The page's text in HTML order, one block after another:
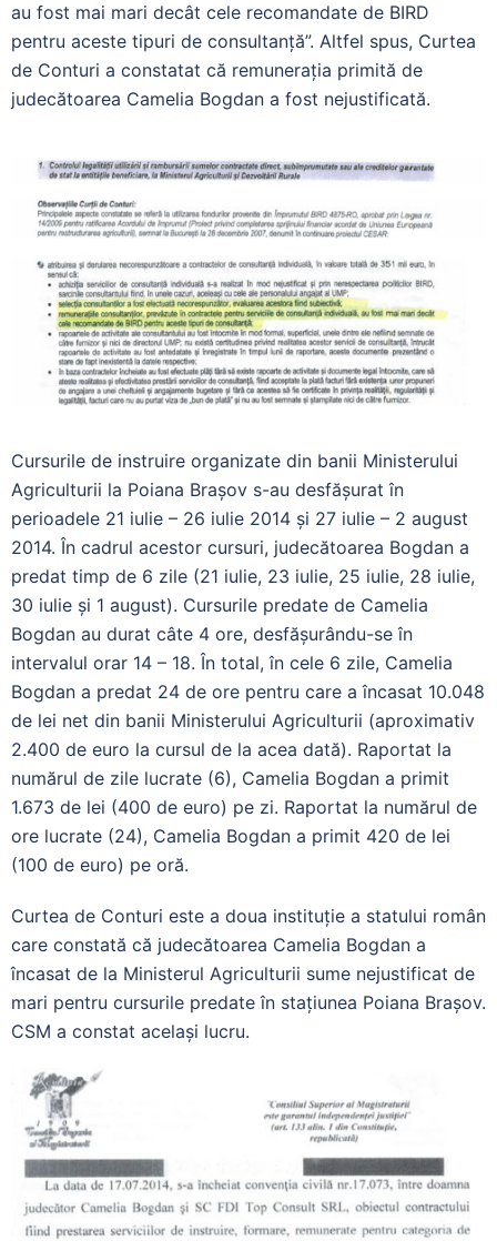
au fost mai mari decât cele recomandate de BIRD
pentru aceste tipuri de consultanță”. Altfel spus, Curtea
de Conturi a constatat că remunerația primită de
judecătoarea Camelia Bogdan a fost nejustificată.
Cursurile de instruire organizate din banii Ministerului
Agriculturii la Poiana Brașov s-au desfășurat în
perioadele 21 iulie – 26 iulie 2014 și 27 iulie – 2 august
2014. În cadrul acestor cursuri, judecătoarea Bogdan a
predat timp de 6 zile (21 iulie, 23 iulie, 25 iulie, 28 iulie,
30 iulie și 1 august). Cursurile predate de Camelia
Bogdan au durat câte 4 ore, desfășurându-se în
intervalul orar 14 – 18. În total, în cele 6 zile, Camelia
Bogdan a predat 24 de ore pentru care a încasat 10.048
de lei net din banii Ministerului Agriculturii (aproximativ
2.400 de euro la cursul de la acea dată). Raportat la
numărul de zile lucrate (6), Camelia Bogdan a primit
1.673 de lei (400 de euro) pe zi. Raportat la numărul de
ore lucrate (24), Camelia Bogdan a primit 420 de lei
(100 de euro) pe oră.
Curtea de Conturi este a doua instituție a statului român
care constată că judecătoarea Camelia Bogdan a
încasat de la Ministerul Agriculturii sume nejustificat de
mari pentru cursurile predate în stațiunea Poiana Brașov.
CSM a constat același lucru.